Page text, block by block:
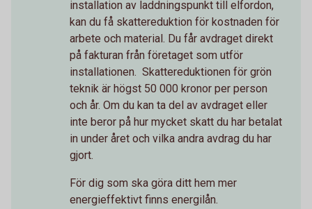
installation av laddningspunkt till elfordon,
kan du få skattereduktion för kostnaden för
arbete och material. Du får avdraget direkt
på fakturan från företaget som utför
installationen. Skattereduktionen för grön
teknik är högst 50 000 kronor per person
och år. Om du kan ta del av avdraget eller
inte beror på hur mycket skatt du har betalat
in under året och vilka andra avdrag du har
gjort.
För dig som ska göra ditt hem mer
energieffektivt finns energilån.